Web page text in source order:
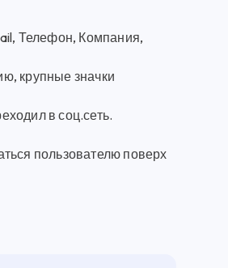
Телефон, Компания,
крупные значки
в соц.сеть.
пользователю поверх